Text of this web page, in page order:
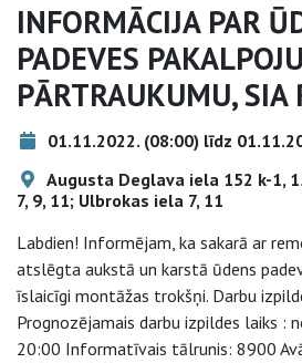
INFORMĀCIJA PAR
PADEVES
PĀRTRAUKUMU, SIA
01.11.2022. (08:00) līdz
Augusta Deglava iela 152 k-1,
7, 9, 11; Ulbrokas iela 7, 11
Labdien! Informējam, ka sakarā ar
atslēgta aukstā un karstā ūdens
īslaicīgi montāžas trokšņi. Darbu
Prognozējamais darbu izpildes laiks :
20:00 Informatīvais tālrunis: 8900